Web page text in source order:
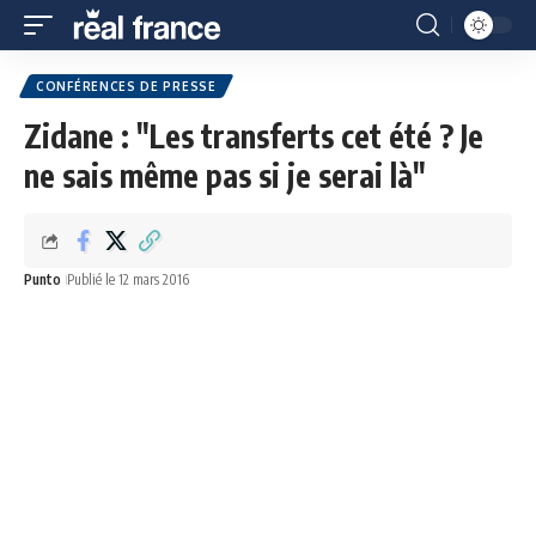
CONFÉRENCES DE PRESSE
Zidane : "Les transferts cet été ? Je
ne sais même pas si je serai là"
Punto Publié le 12 mars 2016